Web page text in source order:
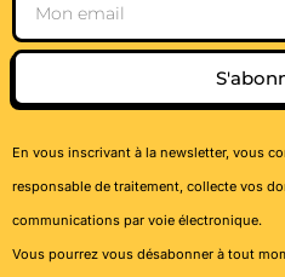
En vous inscrivant à la newsletter, vous
responsable de traitement, collecte vos
communications par voie électronique.
Vous pourrez vous désabonner à tout